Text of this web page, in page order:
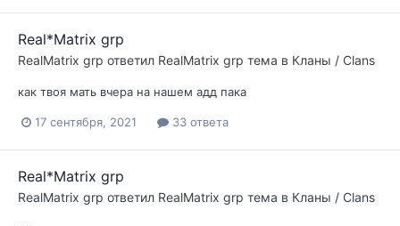
Real*Matrix grp
RealMatrix grp ответил RealMatrix grp тема в Кланы / Clans
как твоя мать вчера на нашем адд пака
17 сентября, 2021 33 ответа
Real*Matrix grp
RealMatrix grp ответил RealMatrix grp тема в Кланы / Clans